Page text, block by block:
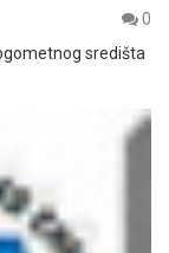
0
središta